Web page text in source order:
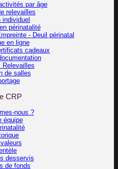
par âge
relevailles
individuel
périnatalité
- Deuil périnatal
en ligne
cadeaux
Relevailles
de salles
CRP
nous ?
équipe
desservis
de fonds